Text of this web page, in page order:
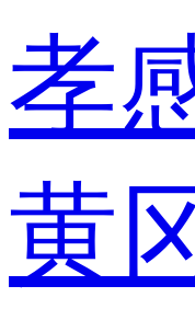
孝
黄